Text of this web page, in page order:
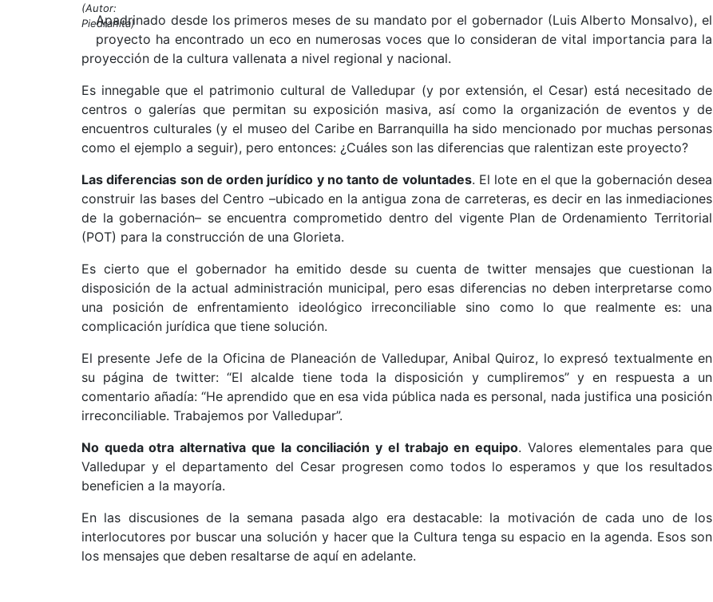
(Autor:
Piedrahita)
Apadrinado desde los primeros meses de su mandato por el gobernador (Luis Alberto Monsalvo), el
proyecto ha encontrado un eco en numerosas voces que lo consideran de vital importancia para la
proyección de la cultura vallenata a nivel regional y nacional.
Es innegable que el patrimonio cultural de Valledupar (y por extensión, el Cesar) está necesitado de
centros o galerías que permitan su exposición masiva, así como la organización de eventos y de
encuentros culturales (y el museo del Caribe en Barranquilla ha sido mencionado por muchas personas
como el ejemplo a seguir), pero entonces: ¿Cuáles son las diferencias que ralentizan este proyecto?
Las diferencias son de orden jurídico y no tanto de voluntades. El lote en el que la gobernación desea
construir las bases del Centro –ubicado en la antigua zona de carreteras, es decir en las inmediaciones
de la gobernación– se encuentra comprometido dentro del vigente Plan de Ordenamiento Territorial
(POT) para la construcción de una Glorieta.
Es cierto que el gobernador ha emitido desde su cuenta de twitter mensajes que cuestionan la
disposición de la actual administración municipal, pero esas diferencias no deben interpretarse como
una posición de enfrentamiento ideológico irreconciliable sino como lo que realmente es: una
complicación jurídica que tiene solución.
El presente Jefe de la Oficina de Planeación de Valledupar, Anibal Quiroz, lo expresó textualmente en
su página de twitter: “El alcalde tiene toda la disposición y cumpliremos” y en respuesta a un
comentario añadía: “He aprendido que en esa vida pública nada es personal, nada justifica una posición
irreconciliable. Trabajemos por Valledupar”.
No queda otra alternativa que la conciliación y el trabajo en equipo. Valores elementales para que
Valledupar y el departamento del Cesar progresen como todos lo esperamos y que los resultados
beneficien a la mayoría.
En las discusiones de la semana pasada algo era destacable: la motivación de cada uno de los
interlocutores por buscar una solución y hacer que la Cultura tenga su espacio en la agenda. Esos son
los mensajes que deben resaltarse de aquí en adelante.